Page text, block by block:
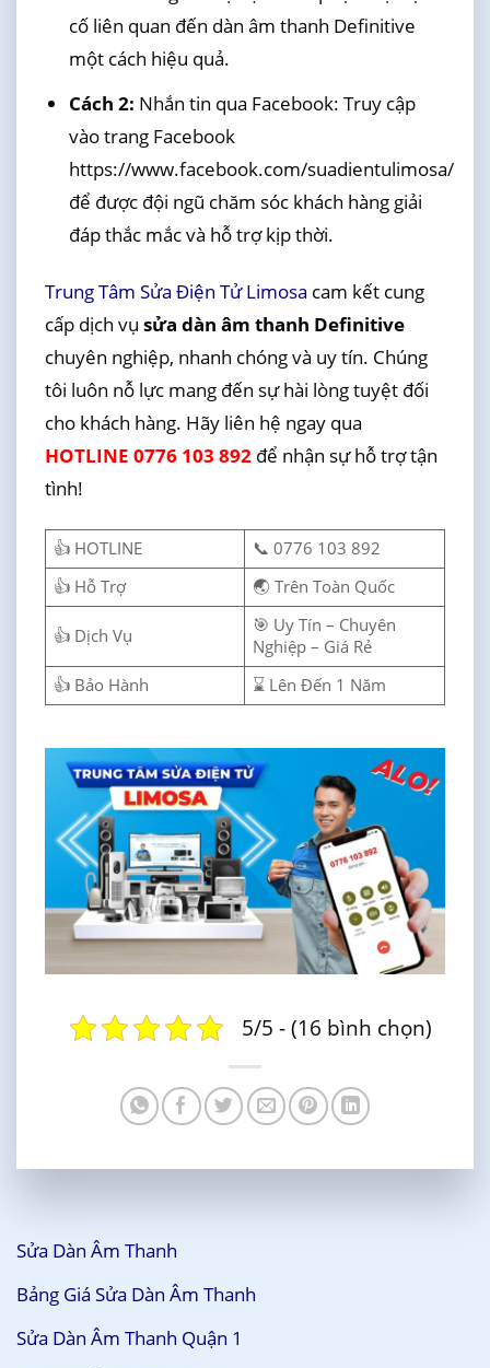
cố liên quan đến dàn âm thanh Definitive
một cách hiệu quả.
Cách 2: Nhắn tin qua Facebook: Truy cập
vào trang Facebook
https://www.facebook.com/suadientulimosa/
để được đội ngũ chăm sóc khách hàng giải
đáp thắc mắc và hỗ trợ kịp thời.
Trung Tâm Sửa Điện Tử Limosa cam kết cung
cấp dịch vụ sửa dàn âm thanh Definitive
chuyên nghiệp, nhanh chóng và uy tín. Chúng
tôi luôn nỗ lực mang đến sự hài lòng tuyệt đối
cho khách hàng. Hãy liên hệ ngay qua
HOTLINE 0776 103 892để nhận sự hỗ trợ tận
tình!
👍 HOTLINE
📞 0776 103 892
👍 Hỗ Trợ
🌏 Trên Toàn Quốc
👍 Dịch Vụ
🎯 Uy Tín – Chuyên
Nghiệp – Giá Rẻ
👍 Bảo Hành
⌛ Lên Đến 1 Năm
5/5 - (16 bình chọn)
Sửa Dàn Âm Thanh
Bảng Giá Sửa Dàn Âm Thanh
Sửa Dàn Âm Thanh Quận 1